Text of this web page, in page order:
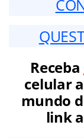
Receba
celular
mundo
link